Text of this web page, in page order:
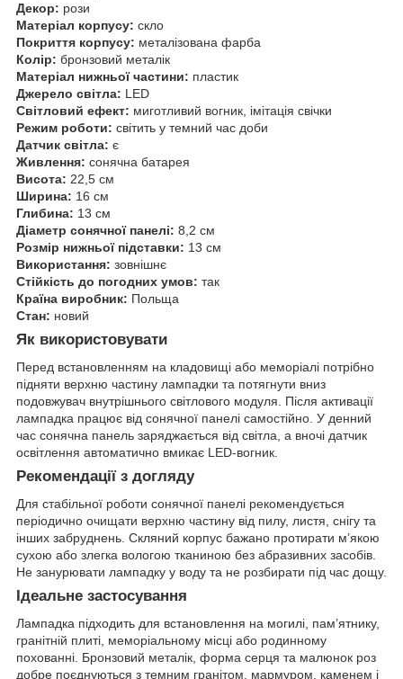
Декор: рози
Матеріал корпусу: скло
Покриття корпусу: металізована фарба
Колір: бронзовий металік
Матеріал нижньої частини: пластик
Джерело світла: LED
Світловий ефект: миготливий вогник, імітація свічки
Режим роботи: світить у темний час доби
Датчик світла: є
Живлення: сонячна батарея
Висота: 22,5 см
Ширина: 16 см
Глибина: 13 см
Діаметр сонячної панелі: 8,2 см
Розмір нижньої підставки: 13 см
Використання: зовнішнє
Стійкість до погодних умов: так
Країна виробник: Польща
Стан: новий
Як використовувати
Перед встановленням на кладовищі або меморіалі потрібно
підняти верхню частину лампадки та потягнути вниз
подовжувач внутрішнього світлового модуля. Після активації
лампадка працює від сонячної панелі самостійно. У денний
час сонячна панель заряджається від світла, а вночі датчик
освітлення автоматично вмикає LED-вогник.
Рекомендації з догляду
Для стабільної роботи сонячної панелі рекомендується
періодично очищати верхню частину від пилу, листя, снігу та
інших забруднень. Скляний корпус бажано протирати м’якою
сухою або злегка вологою тканиною без абразивних засобів.
Не занурювати лампадку у воду та не розбирати під час дощу.
Ідеальне застосування
Лампадка підходить для встановлення на могилі, пам’ятнику,
гранітній плиті, меморіальному місці або родинному
похованні. Бронзовий металік, форма серця та малюнок роз
добре поєднуються з темним гранітом, мармуром, каменем і